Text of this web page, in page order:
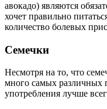
авокадо) являются
хочет правильно
количество болевых
Семечки
Несмотря на то, что
много самых различных
употребления лучше